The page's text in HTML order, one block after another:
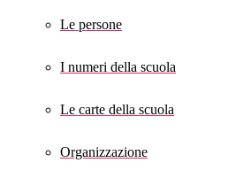
Le persone
I numeri della scuola
Le carte della scuola
Organizzazione